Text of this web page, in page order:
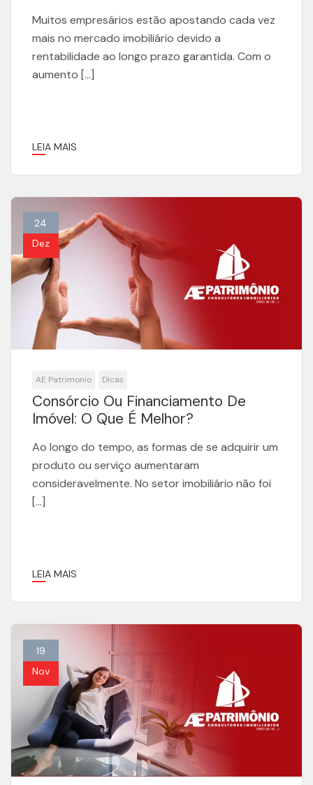
Muitos empresários estão apostando cada vez
mais no mercado imobiliário devido a
rentabilidade ao longo prazo garantida. Com o
aumento […]
LEIA MAIS
24
Dez
AE Patrimonio Dicas
Consórcio Ou Financiamento De
Imóvel: O Que É Melhor?
Ao longo do tempo, as formas de se adquirir um
produto ou serviço aumentaram
consideravelmente. No setor imobiliário não foi
[…]
LEIA MAIS
19
Nov